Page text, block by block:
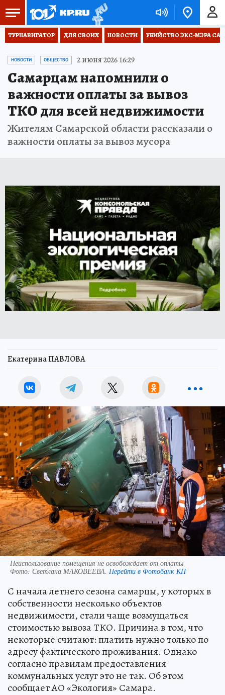
ТУРНАВИГАТОР ДЛЯ СВОИХ НОВОСТИ УБИЙСТВО ЭКС-МЭРА
НОВОСТИ ОБЩЕСТВО 2 июня 2026 16:29
Самарцам напомнили о
важности оплаты за вывоз
ТКО для всей недвижимости
Жителям Самарской области рассказали о
важности оплаты за вывоз мусора
Екатерина ПАВЛОВА
Неиспользование помещения не освобождает от оплаты
Фото: Светлана МАКОВЕЕВА. Перейти в Фотобанк КП
С начала летнего сезона самарцы, у которых в
собственности несколько объектов
недвижимости, стали чаще возмущаться
стоимостью вывоза ТКО. Причина в том, что
некоторые считают: платить нужно только по
адресу фактического проживания. Однако
согласно правилам предоставления
коммунальных услуг это не так. Об этом
сообщает АО «Экология» Самара.